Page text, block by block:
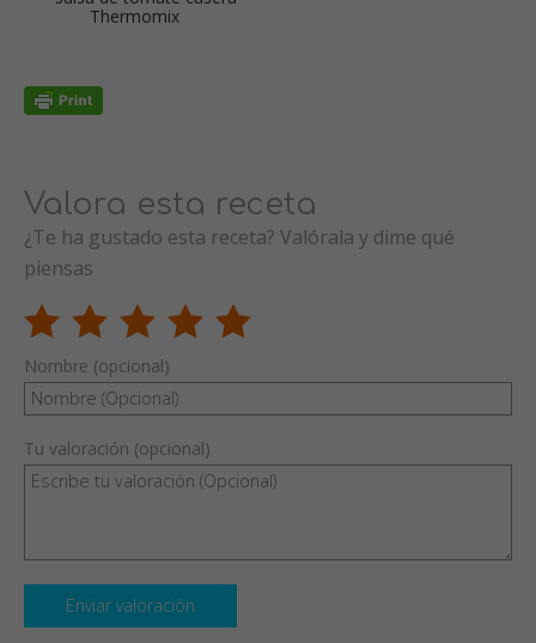
Thermomix
Valora esta receta
¿Te ha gustado esta receta? Valórala y dime qué
piensas
Nombre (opcional)
Tu valoración (opcional)
Enviar valoración